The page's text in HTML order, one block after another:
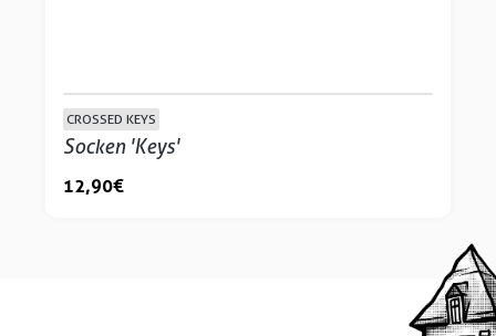
CROSSED KEYS
Socken 'Keys'
12,90 €